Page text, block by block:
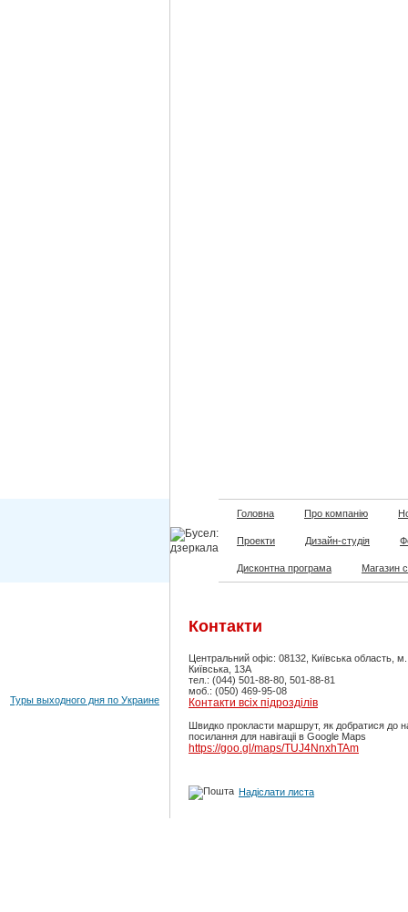
Головна Про компанію
Проекти Дизайн-студія
Дисконтна програма Магазин
Туры выходного дня по Украине
Контакти
Центральний офіс: 08132, Київська область,
Київська, 13А
тел.: (044) 501-88-80, 501-88-81
моб.: (050) 469-95-08
Контакти всіх підрозділів
Швидко прокласти маршрут, як добратися до
посилання для навігаціі в Google Maps
https://goo.gl/maps/TUJ4NnxhTAm
Надіслати листа